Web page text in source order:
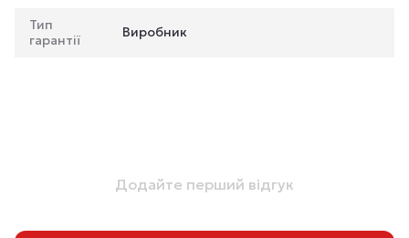
Тип
гарантії
Виробник
Додайте перший відгук